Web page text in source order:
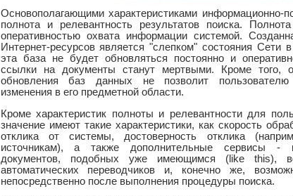
Основополагающими характеристиками информационно-
полнота и релевантность результатов поиска.
оперативностью охвата информации системой.
Интернет-ресурсов является "слепком" состояния Сети
эта база не будет обновляться постоянно и
ссылки на документы станут мертвыми. Кроме того,
обновления баз данных не позволит пользователю
изменения в его предметной области.
Кроме характеристик полноты и релевантности для
значение имеют такие характеристики, как скорость
отклика от системы, достоверность отклика
источникам), а также дополнительные сервисы -
документов, подобных уже имеющимся (like this),
автоматических переводчиков и, конечно же,
непосредственно после выполнения процедуры поиска.